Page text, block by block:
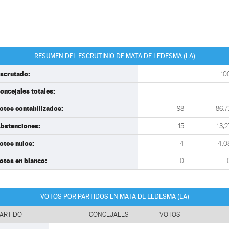
RESUMEN DEL ESCRUTINIO DE MATA DE LEDESMA (LA)
totales:
contabilizados: 98
15
nulos: 4
en blanco: 0
VOTOS POR PARTIDOS EN MATA DE LEDESMA (LA)
CONCEJALES VOTOS